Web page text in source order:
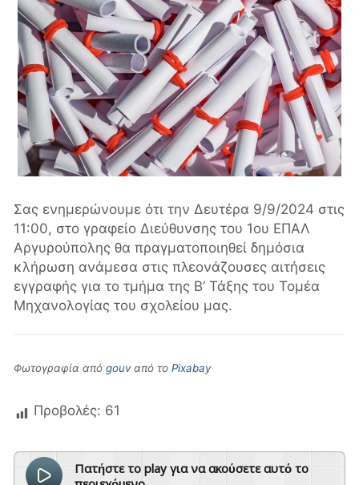
Σας ενημερώνουμε ότι την Δευτέρα 9/9/2024 στις
11:00, στο γραφείο Διεύθυνσης του 1ου ΕΠΑΛ
Αργυρούπολης θα πραγματοποιηθεί δημόσια
κλήρωση ανάμεσα στις πλεονάζουσες αιτήσεις
εγγραφής για το τμήμα της Β’ Τάξης του Τομέα
Μηχανολογίας του σχολείου μας.
Φωτογραφία από gouvαπό το Pixabay
Προβολές: 61
Πατήστε το play για να ακούσετε αυτό το